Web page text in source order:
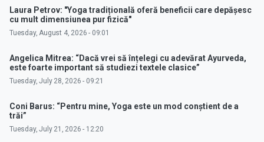
Laura Petrov: "Yoga tradițională oferă beneficii care depășesc
cu mult dimensiunea pur fizică"
Tuesday, August 4, 2026 - 09:01
Angelica Mitrea: “Dacă vrei să înțelegi cu adevărat Ayurveda,
este foarte important să studiezi textele clasice”
Tuesday, July 28, 2026 - 09:21
Coni Barus: “Pentru mine, Yoga este un mod conștient de a
trăi”
Tuesday, July 21, 2026 - 12:20